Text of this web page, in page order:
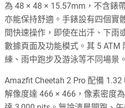
為 48 × 48 × 15.57mm，不含錶
亦能保持舒適。手錶設有四個實
間快速操作，即使在出汗、下雨
數據頁面及功能模式。其 5 ATM
練、雨中跑步及游泳等不同場景。
Amazfit Cheetah 2 Pro 配備 1.32
解像度達 466 × 466，像素密度